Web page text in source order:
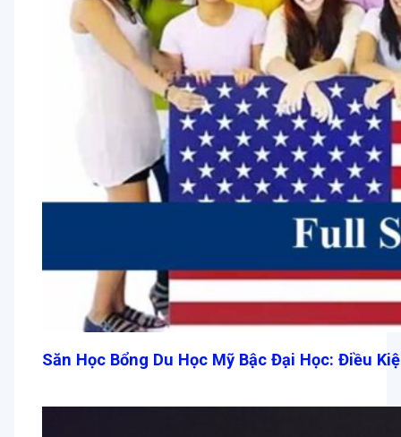
Săn Học Bổng Du Học Mỹ Bậc Đại Học: Điều